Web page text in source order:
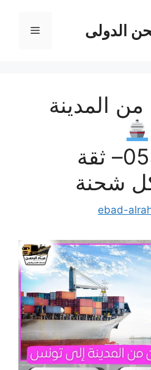
الدولى القائمة
المدينة
0553885449– ثقة
شحنة
ebad-